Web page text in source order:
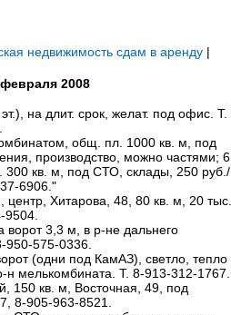
недвижимость сдам в аренду|
2008
на длит. срок, желат. под офис. Т.
общ. пл. 1000 кв. м, под
производство, можно частями; 6
кв. м, под СТО, склады, 250 руб./
6906."
Хитарова, 48, 80 кв. м, 20 тыс.
9504.
ворот 3,3 м, в р-не дальнего
575-0336.
(одни под КамАЗ), светло, тепло
н мелькомбината. Т. 8-913-312-1767.
150 кв. м, Восточная, 49, под
8-905-963-8521.